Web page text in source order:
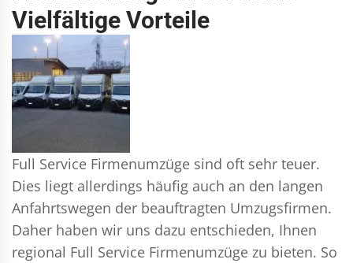
Vielfältige Vorteile
Full Service Firmenumzüge sind oft sehr teuer.
Dies liegt allerdings häufig auch an den langen
Anfahrtswegen der beauftragten Umzugsfirmen.
Daher haben wir uns dazu entschieden, Ihnen
regional Full Service Firmenumzüge zu bieten. So